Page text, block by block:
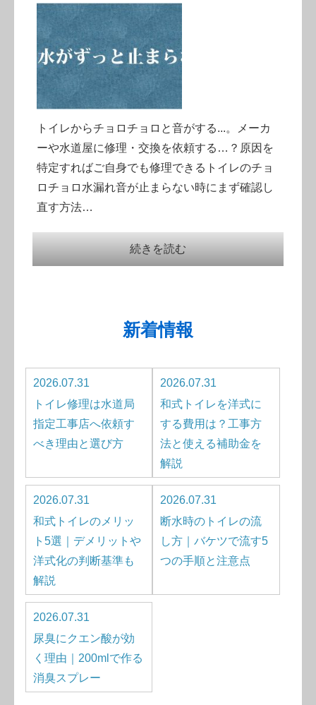
トイレからチョロチョロと音がする...。メーカ
ーや水道屋に修理・交換を依頼する…？原因を
特定すればご自身でも修理できるトイレのチョ
ロチョロ水漏れ音が止まらない時にまず確認し
直す方法…
続きを読む
新着情報
2026.07.31
トイレ修理は水道局
指定工事店へ依頼す
べき理由と選び方
2026.07.31
和式トイレを洋式に
する費用は？工事方
法と使える補助金を
解説
2026.07.31
和式トイレのメリッ
ト5選｜デメリットや
洋式化の判断基準も
解説
2026.07.31
断水時のトイレの流
し方｜バケツで流す5
つの手順と注意点
2026.07.31
尿臭にクエン酸が効
く理由｜200mlで作る
消臭スプレー